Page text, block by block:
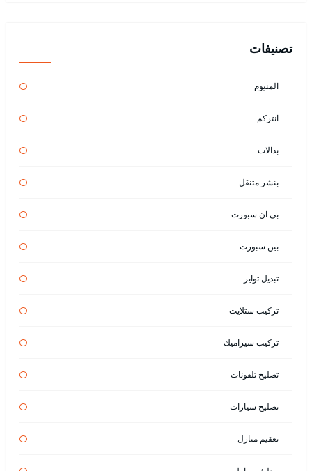
تصنيفات
المنيوم
انتركم
بدالات
بنشر متنقل
بي ان سبورت
بين سبورت
تبديل تواير
تركيب ستلايت
تركيب سيراميك
تصليح تلفونات
تصليح سيارات
تعقيم منازل